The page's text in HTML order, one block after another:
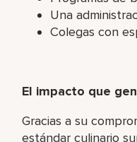
Una
Colegas con
El impacto que
Gracias a su
estándar culinario